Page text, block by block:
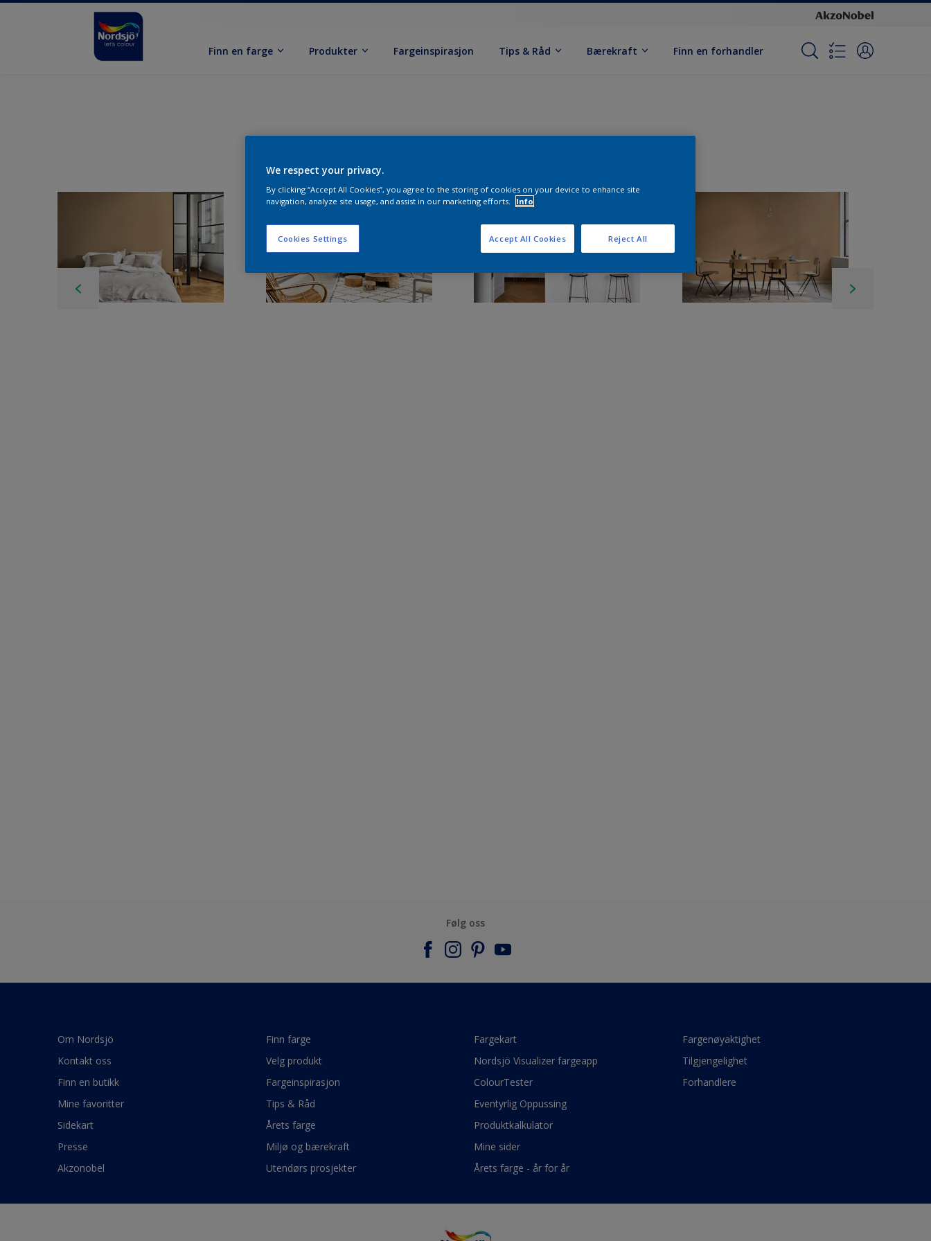
Finn en farge Produkter Fargeinspirasjon Tips & Råd Bærekraft Finn en forhandler
Følg oss
Om Nordsjö
Kontakt oss
Finn en butikk
Mine favoritter
Sidekart
Presse
Akzonobel
Finn farge
Velg produkt
Fargeinspirasjon
Tips & Råd
Årets farge
Miljø og bærekraft
Utendørs prosjekter
Fargekart
Nordsjö Visualizer fargeapp
ColourTester
Eventyrlig Oppussing
Produktkalkulator
Mine sider
Årets farge - år for år
Fargenøyaktighet
Tilgjengelighet
Forhandlere
We respect your privacy.
By clicking “Accept All Cookies”, you agree to the storing of cookies on your device to enhance site
navigation, analyze site usage, and assist in our marketing efforts.
Info
Cookies Settings Reject All
Accept All Cookies